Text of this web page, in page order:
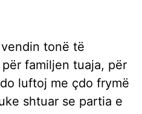
tonë të
familjen tuaja, për
luftoj me çdo frymë
shtuar se partia e